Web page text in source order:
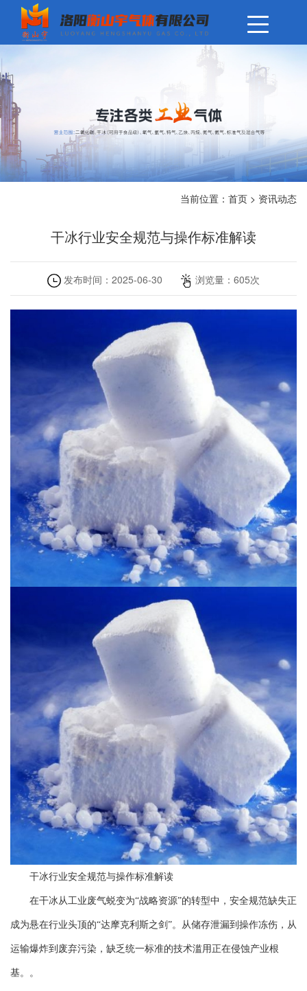
当前位置： 首页 > 资讯动态
干冰行业安全规范与操作标准解读
发布时间： 2025-06-30 浏览量： 605次
干冰行业安全规范与操作标准解读
在干冰从工业废气蜕变为“战略资源”的转型中，安全规范缺失正
成为悬在行业头顶的“达摩克利斯之剑”。从储存泄漏到操作冻伤，从
运输爆炸到废弃污染，缺乏统一标准的技术滥用正在侵蚀产业根
基。。